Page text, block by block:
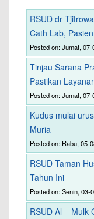
RSUD dr
Cath Lab,
Posted on: Jumat,
Tinjau Sarana
Pastikan
Posted on: Jumat,
Kudus mulai
Muria
Posted on: Rabu, 05-
RSUD Taman
Tahun Ini
Posted on: Senin, 03-
RSUD Al – Mulk